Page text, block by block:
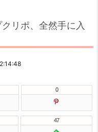
リポ、全然手に入
0
47